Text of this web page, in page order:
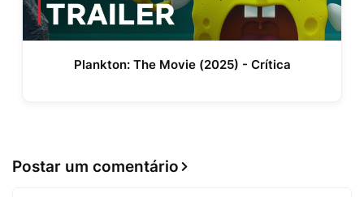
Plankton: The Movie (2025) - Crítica
Postar um comentário